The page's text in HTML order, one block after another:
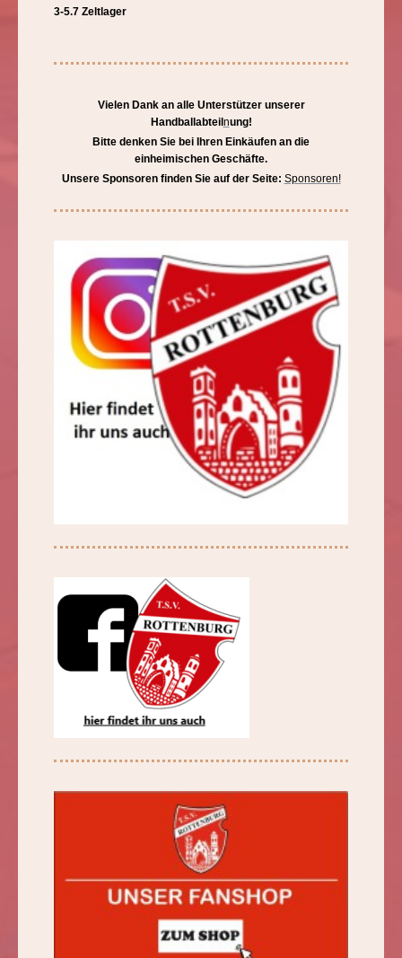
3-5.7 Zeltlager
Vielen Dank an alle Unterstützer unserer
Handballabteilnung!
Bitte denken Sie bei Ihren Einkäufen an die
einheimischen Geschäfte.
Unsere Sponsoren finden Sie auf der Seite: Sponsoren!